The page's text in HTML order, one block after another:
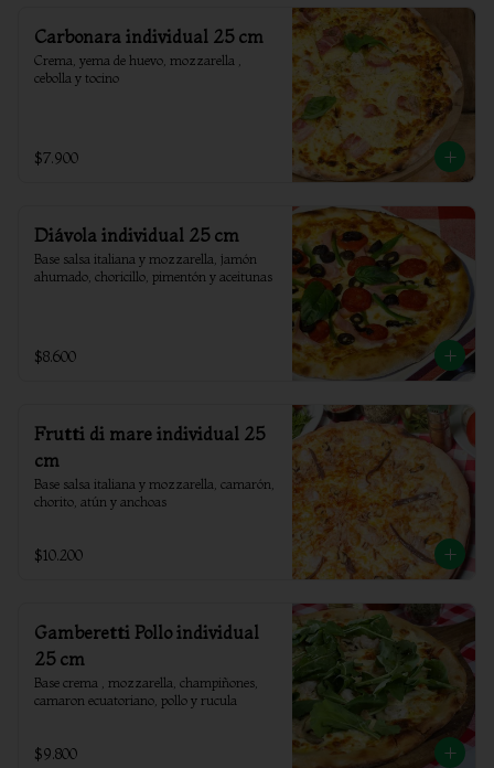
Carbonara individual 25 cm
Crema, yema de huevo, mozzarella ,
cebolla y tocino
$7.900
Diávola individual 25 cm
Base salsa italiana y mozzarella, jamón
ahumado, choricillo, pimentón y aceitunas
$8.600
Frutti di mare individual 25
cm
Base salsa italiana y mozzarella, camarón,
chorito, atún y anchoas
$10.200
Gamberetti Pollo individual
25 cm
Base crema , mozzarella, champiñones,
camaron ecuatoriano, pollo y rucula
$9.800